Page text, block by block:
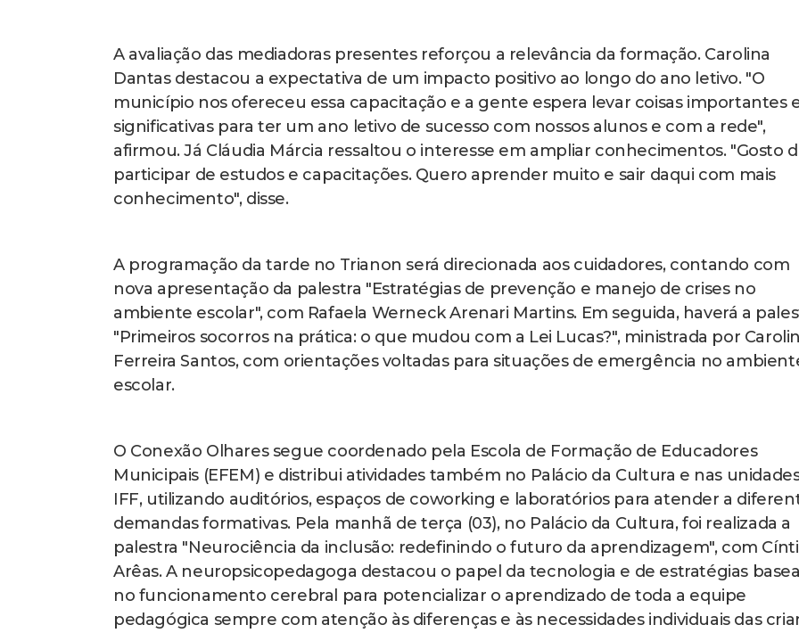
A avaliação das mediadoras presentes reforçou a relevância da formação. Carolina
Dantas destacou a expectativa de um impacto positivo ao longo do ano letivo. "O
município nos ofereceu essa capacitação e a gente espera levar coisas importantes
significativas para ter um ano letivo de sucesso com nossos alunos e com a rede",
afirmou. Já Cláudia Márcia ressaltou o interesse em ampliar conhecimentos. "Gosto
participar de estudos e capacitações. Quero aprender muito e sair daqui com mais
conhecimento", disse.
A programação da tarde no Trianon será direcionada aos cuidadores, contando com
nova apresentação da palestra "Estratégias de prevenção e manejo de crises no
ambiente escolar", com Rafaela Werneck Arenari Martins. Em seguida, haverá a
"Primeiros socorros na prática: o que mudou com a Lei Lucas?", ministrada por
Ferreira Santos, com orientações voltadas para situações de emergência no
escolar.
O Conexão Olhares segue coordenado pela Escola de Formação de Educadores
Municipais (EFEM) e distribui atividades também no Palácio da Cultura e nas
IFF, utilizando auditórios, espaços de coworking e laboratórios para atender a
demandas formativas. Pela manhã de terça (03), no Palácio da Cultura, foi realizada a
palestra "Neurociência da inclusão: redefinindo o futuro da aprendizagem", com
Arêas. A neuropsicopedagoga destacou o papel da tecnologia e de estratégias
no funcionamento cerebral para potencializar o aprendizado de toda a equipe
pedagógica sempre com atenção às diferenças e às necessidades individuais das